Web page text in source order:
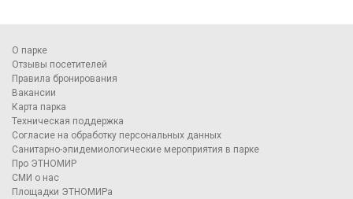
О парке
Отзывы посетителей
Правила бронирования
Вакансии
Карта парка
Техническая поддержка
Согласие на обработку персональных данных
Санитарно-эпидемиологические мероприятия в парке
Про ЭТНОМИР
СМИ о нас
Площадки ЭТНОМИРа